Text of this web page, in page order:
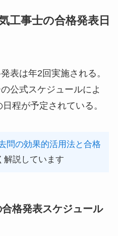
工事士の合格発表日
表は年2回実施される。
公式スケジュールによ
程が予定されている。
問の効果的活用法と合格
解説しています
格発表スケジュール